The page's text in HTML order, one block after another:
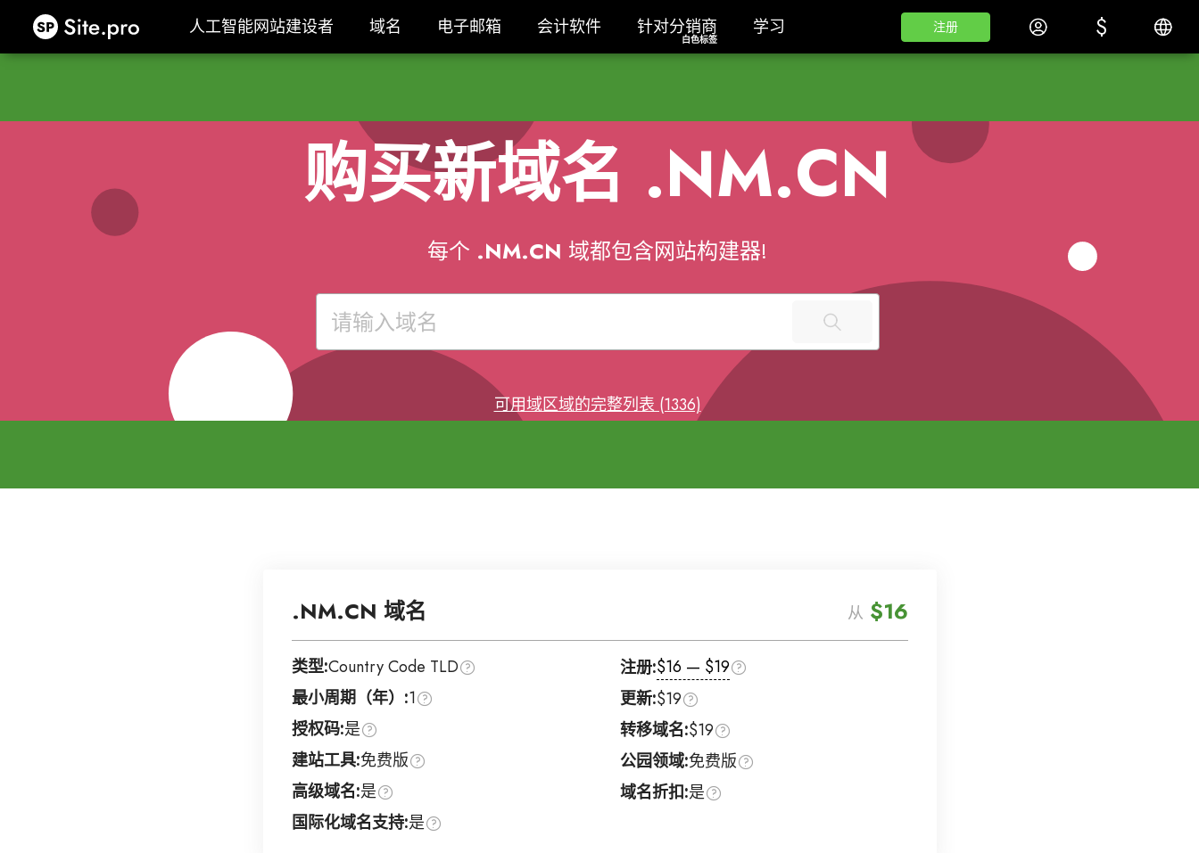
Site.pro 人工智能网站建设者
人工智能网站建设者 域名
域名 电子邮箱
电子邮箱 会计软件
会计软件 针对分销商白色标签
针对分销商
白色标签
学习
学习 注册
注册 登录 $
$ 简体
购买新域名 .NM.CN
每个 .NM.CN 域都包含网站构建器!
可用域区域的完整列表 (1336)
.NM.CN 域名 从 $16
类型:Country Code TLD
最小周期（年）:1
授权码:是
建站工具:免费版
高级域名:是
国际化域名支持:是
注册:$16 — $19
更新:$19
转移域名:$19
公园领域:免费版
域名折扣:是